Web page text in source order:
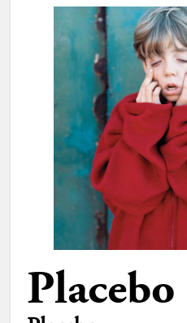
Placebo